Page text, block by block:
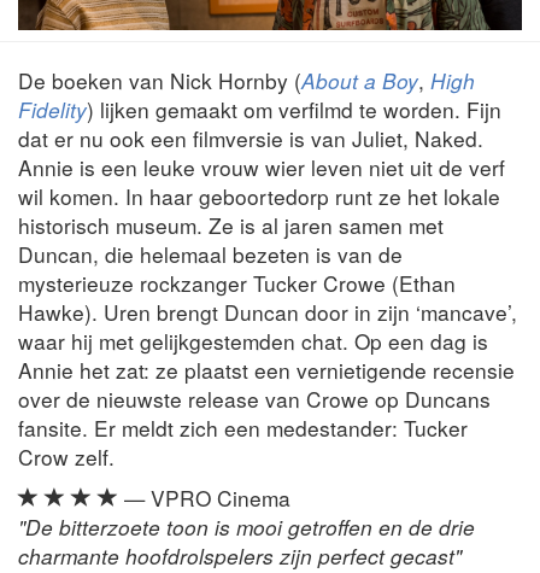
De boeken van Nick Hornby (About a Boy, High
Fidelity) lijken gemaakt om verfilmd te worden. Fijn
dat er nu ook een filmversie is van Juliet, Naked.
Annie is een leuke vrouw wier leven niet uit de verf
wil komen. In haar geboortedorp runt ze het lokale
historisch museum. Ze is al jaren samen met
Duncan, die helemaal bezeten is van de
mysterieuze rockzanger Tucker Crowe (Ethan
Hawke). Uren brengt Duncan door in zijn ‘mancave’,
waar hij met gelijkgestemden chat. Op een dag is
Annie het zat: ze plaatst een vernietigende recensie
over de nieuwste release van Crowe op Duncans
fansite. Er meldt zich een medestander: Tucker
Crow zelf.
— VPRO Cinema
"De bitterzoete toon is mooi getroffen en de drie
charmante hoofdrolspelers zijn perfect gecast"